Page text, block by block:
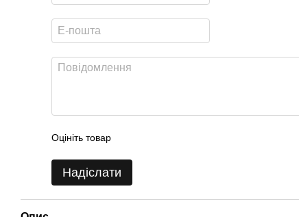
Оцініть товар
Надіслати